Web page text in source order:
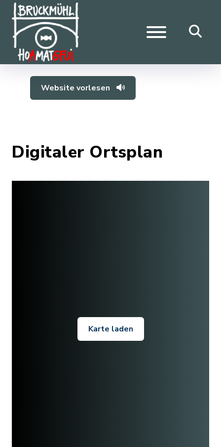
Website vorlesen
Digitaler Ortsplan
Karte laden